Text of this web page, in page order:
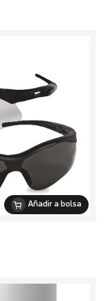
Añadir a bolsa